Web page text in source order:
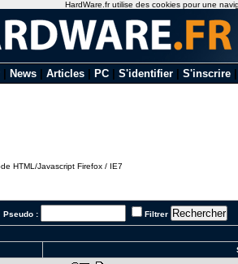
News Articles PC S'identifier S'inscrire
HTML/Javascript Firefox / IE7
Pseudo : Filtrer
HardWare.fr utilise des cookies pour une